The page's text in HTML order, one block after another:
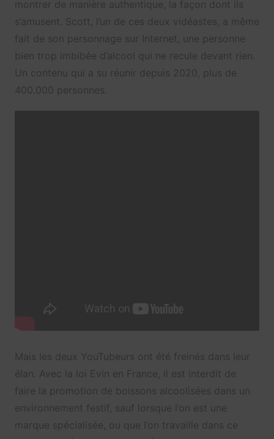
montrer de manière authentique, la façon dont ils
s’amusent. Scott, l’un de ces deux vidéastes, a même
fait de son personnage sur Internet, une personne
bien trop imbibée d’alcool qui ne recule devant rien.
Un contenu qui a su réunir depuis 2020, plus de
400.000 personnes.
Mais les deux YouTubeurs ont été freinés dans leur
élan. Avec la loi Evin en France, il est interdit de
faire la promotion de boissons alcoolisées dans un
environnement festif, sauf lorsque l’on est une
marque spécialisée, ou que l’on travaille dans ce